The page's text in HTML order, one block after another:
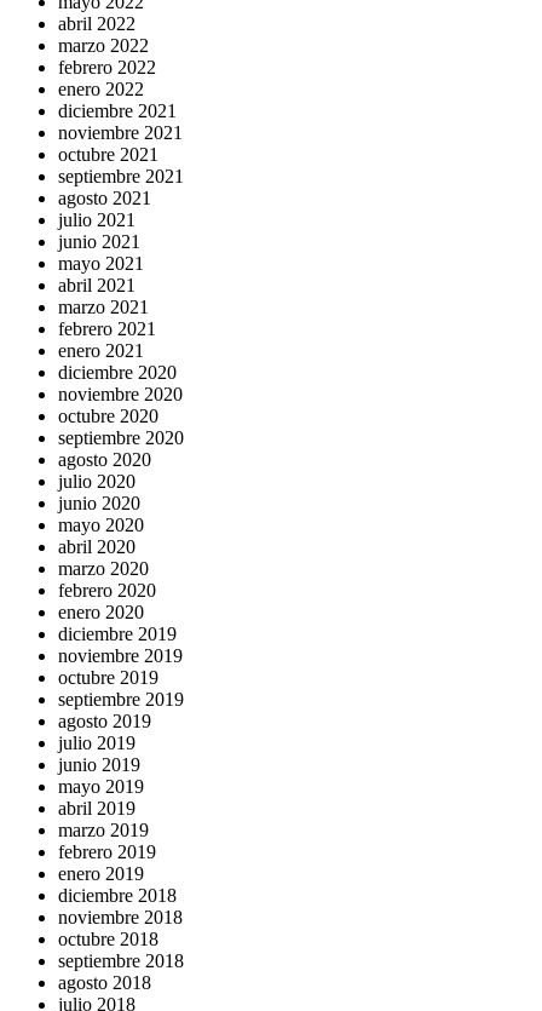
abril 2022
marzo 2022
febrero 2022
enero 2022
diciembre 2021
noviembre 2021
octubre 2021
septiembre 2021
agosto 2021
julio 2021
junio 2021
mayo 2021
abril 2021
marzo 2021
febrero 2021
enero 2021
diciembre 2020
noviembre 2020
octubre 2020
septiembre 2020
agosto 2020
julio 2020
junio 2020
mayo 2020
abril 2020
marzo 2020
febrero 2020
enero 2020
diciembre 2019
noviembre 2019
octubre 2019
septiembre 2019
agosto 2019
julio 2019
junio 2019
mayo 2019
abril 2019
marzo 2019
febrero 2019
enero 2019
diciembre 2018
noviembre 2018
octubre 2018
septiembre 2018
agosto 2018
julio 2018